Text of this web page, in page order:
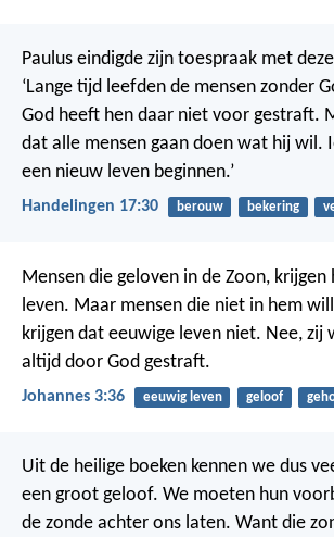
Paulus eindigde zijn toespraak met
‘Lange tijd leefden de mensen zonder
God heeft hen daar niet voor gestraft.
dat alle mensen gaan doen wat hij wil.
een nieuw leven beginnen.’
Handelingen 17:30 berouw bekering
Mensen die geloven in de Zoon, krijgen
leven. Maar mensen die niet in hem
krijgen dat eeuwige leven niet. Nee, zij
altijd door God gestraft.
Johannes 3:36 eeuwig leven geloof
Uit de heilige boeken kennen we dus
een groot geloof. We moeten hun
de zonde achter ons laten. Want die